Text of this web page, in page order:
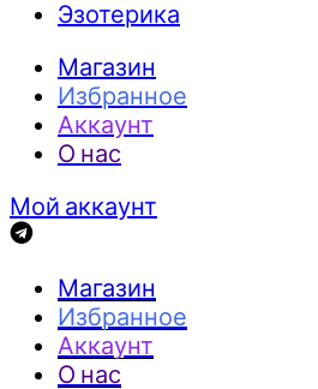
Эзотерика
Магазин
Избранное
Аккаунт
О нас
Мой аккаунт
Магазин
Избранное
Аккаунт
О нас